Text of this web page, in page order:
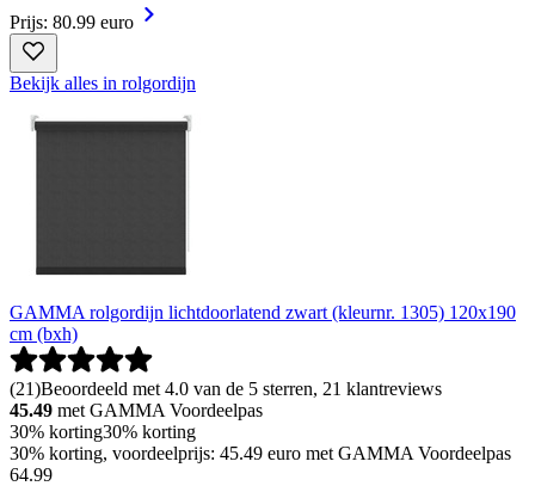
Prijs: 80.99 euro
Bekijk alles in rolgordijn
GAMMA rolgordijn lichtdoorlatend zwart (kleurnr. 1305) 120x190
cm (bxh)
(21)Beoordeeld met 4.0 van de 5 sterren, 21 klantreviews
45.49 met GAMMA Voordeelpas
30% korting30% korting
30% korting, voordeelprijs: 45.49 euro met GAMMA Voordeelpas
64.99